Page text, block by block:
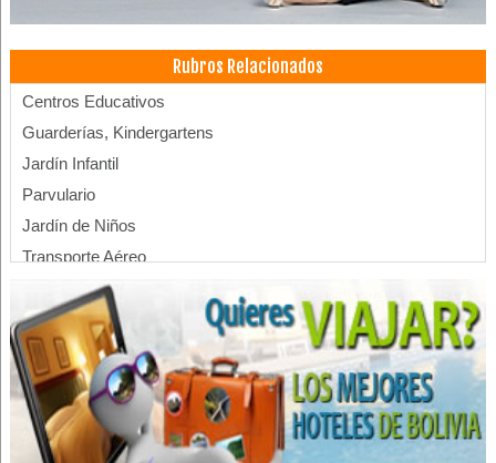
Rubros Relacionados
Centros Educativos
Guarderías, Kindergartens
Jardín Infantil
Parvulario
Jardín de Niños
Transporte Aéreo
Aerolíneas
Líneas Aéreas
Transporte Turístico
Vuelos
Transporte de Pasajeros
Churrasquerías